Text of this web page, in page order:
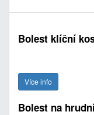
Bolest klíční
Více info
Bolest na